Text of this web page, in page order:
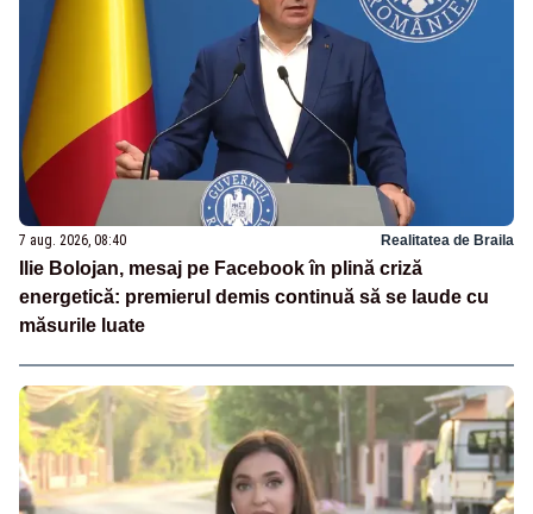
7 aug. 2026, 08:40 Realitatea de Braila
Ilie Bolojan, mesaj pe Facebook în plină criză
energetică: premierul demis continuă să se laude cu
măsurile luate